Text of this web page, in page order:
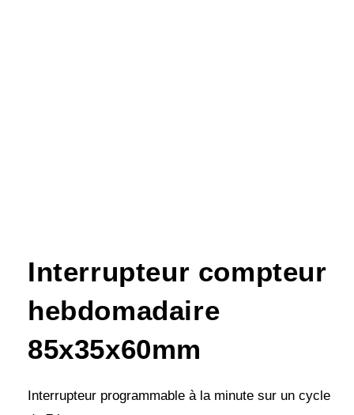
Interrupteur compteur
hebdomadaire
85x35x60mm
Interrupteur programmable à la minute sur un cycle